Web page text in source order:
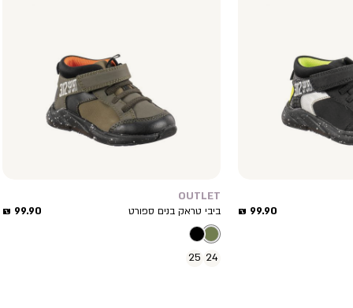
מחיר
99.90 ₪
OUTLET
ביבי טראק בנים ספורט
מחיר
99.90 ₪
24
25